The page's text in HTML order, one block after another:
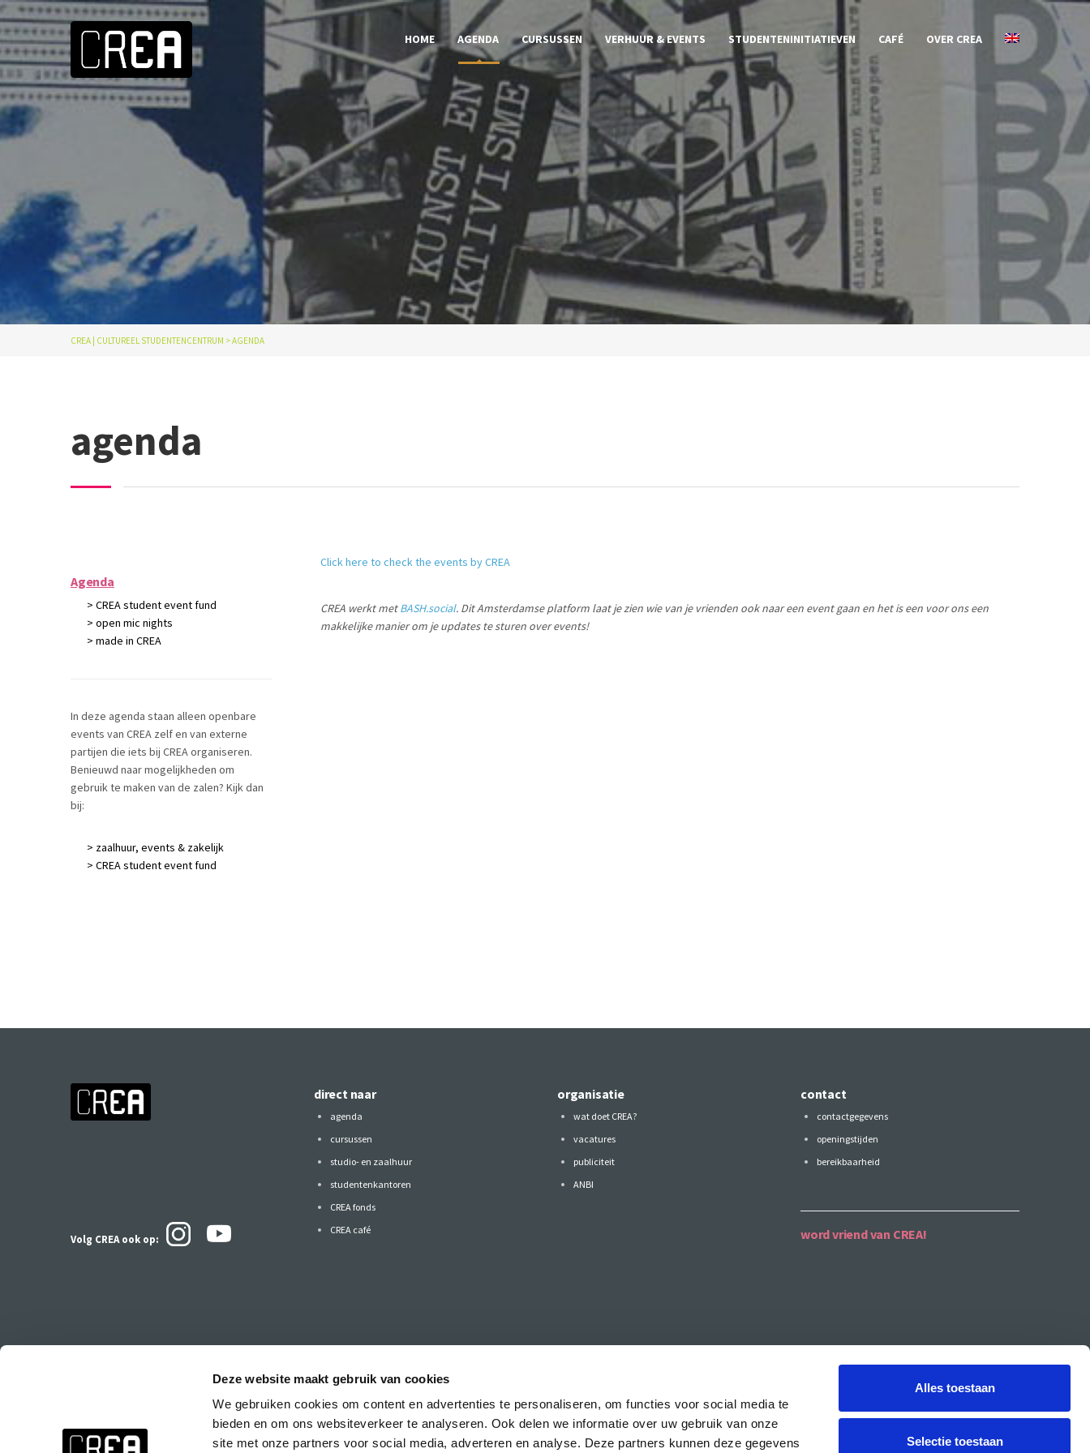
Deze website maakt gebruik van cookies
We gebruiken cookies om content en advertenties te personaliseren, om functies voor social media te
bieden en om ons websiteverkeer te analyseren. Ook delen we informatie over uw gebruik van onze
site met onze partners voor social media, adverteren en analyse. Deze partners kunnen deze gegevens
Alles toestaan
Selectie toestaan
HOME AGENDA CURSUSSEN VERHUUR & EVENTS STUDENTENINITIATIEVEN CAFÉ OVER CREA
CREA | CULTUREEL STUDENTENCENTRUM >AGENDA
agenda
Agenda
> CREA student event fund
> open mic nights
> made in CREA
In deze agenda staan alleen openbare
events van CREA zelf en van externe
partijen die iets bij CREA organiseren.
Benieuwd naar mogelijkheden om
gebruik te maken van de zalen? Kijk dan
bij:
> zaalhuur, events & zakelijk
> CREA student event fund
Click here to check the events by CREA
CREA werkt metBASH.social. Dit Amsterdamse platform laat je zien wie van je vrienden ook naar een event gaan en het is een voor ons een
makkelijke manier om je updates te sturen over events!
Volg CREA ook op:
direct naar
agenda
cursussen
studio- en zaalhuur
studentenkantoren
CREA fonds
CREA café
organisatie
wat doet CREA?
vacatures
publiciteit
ANBI
contact
contactgegevens
openingstijden
bereikbaarheid
word vriend van CREA!
Wil je liever niets missen? Meld je dan aan voor de CREA nieuwsbrief met het laatste nieuws over de CREA
cursussen, CREA agenda, speciale feestjes & events en de CREA eindpresentaties.